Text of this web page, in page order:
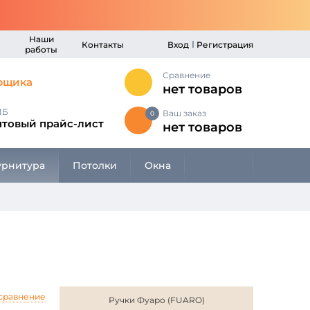
Наши
работы
Контакты Вход Регистрация
Сравнение
нет товаров
прайс-лист
0 Ваш заказ
нет товаров
Потолки Окна
Ручки Фуаро (FUARO)